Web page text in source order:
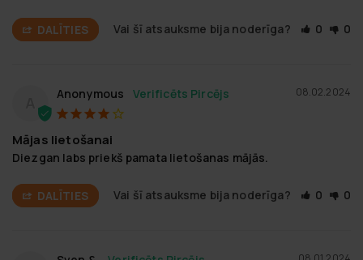
DALĪTIES Vai šī atsauksme bija noderīga? 0 0
08.02.2024
Anonymous
Mājas lietošanai
Diezgan labs priekš pamata lietošanas mājās.
DALĪTIES Vai šī atsauksme bija noderīga? 0 0